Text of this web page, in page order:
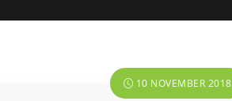
10 NOVEMBER 2018